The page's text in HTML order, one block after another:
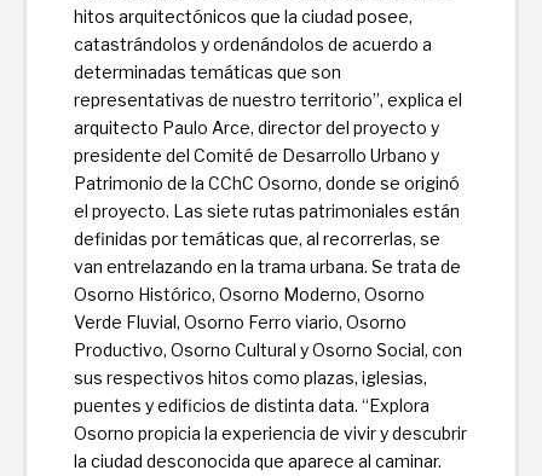
hitos arquitectónicos que la ciudad posee,
catastrándolos y ordenándolos de acuerdo a
determinadas temáticas que son
representativas de nuestro territorio”, explica el
arquitecto Paulo Arce, director del proyecto y
presidente del Comité de Desarrollo Urbano y
Patrimonio de la CChC Osorno, donde se originó
el proyecto. Las siete rutas patrimoniales están
defi­nidas por temáticas que, al recorrerlas, se
van entrelazando en la trama urbana. Se trata de
Osorno Histórico, Osorno Moderno, Osorno
Verde Fluvial, Osorno Ferro viario, Osorno
Productivo, Osorno Cultural y Osorno Social, con
sus respectivos hitos como plazas, iglesias,
puentes y edi­ficios de distinta data. “Explora
Osorno propicia la experiencia de vivir y descubrir
la ciudad desconocida que aparece al caminar.